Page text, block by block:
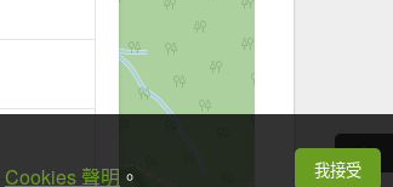
Cookies 聲明 。 我接受